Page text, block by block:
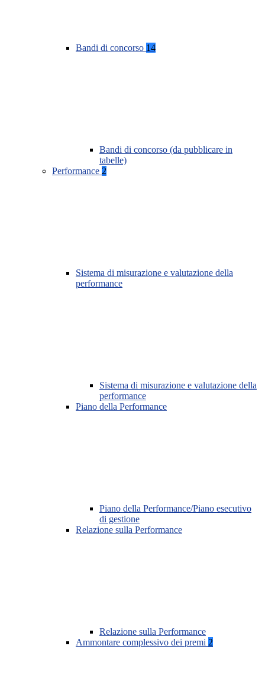
Bandi di concorso 14
Bandi di concorso (da pubblicare in
tabelle)
Performance 2
Sistema di misurazione e valutazione della
performance
Sistema di misurazione e valutazione della
performance
Piano della Performance
Piano della Performance/Piano esecutivo
di gestione
Relazione sulla Performance
Relazione sulla Performance
Ammontare complessivo dei premi 2